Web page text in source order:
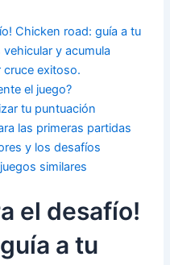
Chicken road: guía a tu
y acumula
exitoso.
el juego?
tu puntuación
las primeras partidas
y los desafíos
similares
el desafío!
a tu